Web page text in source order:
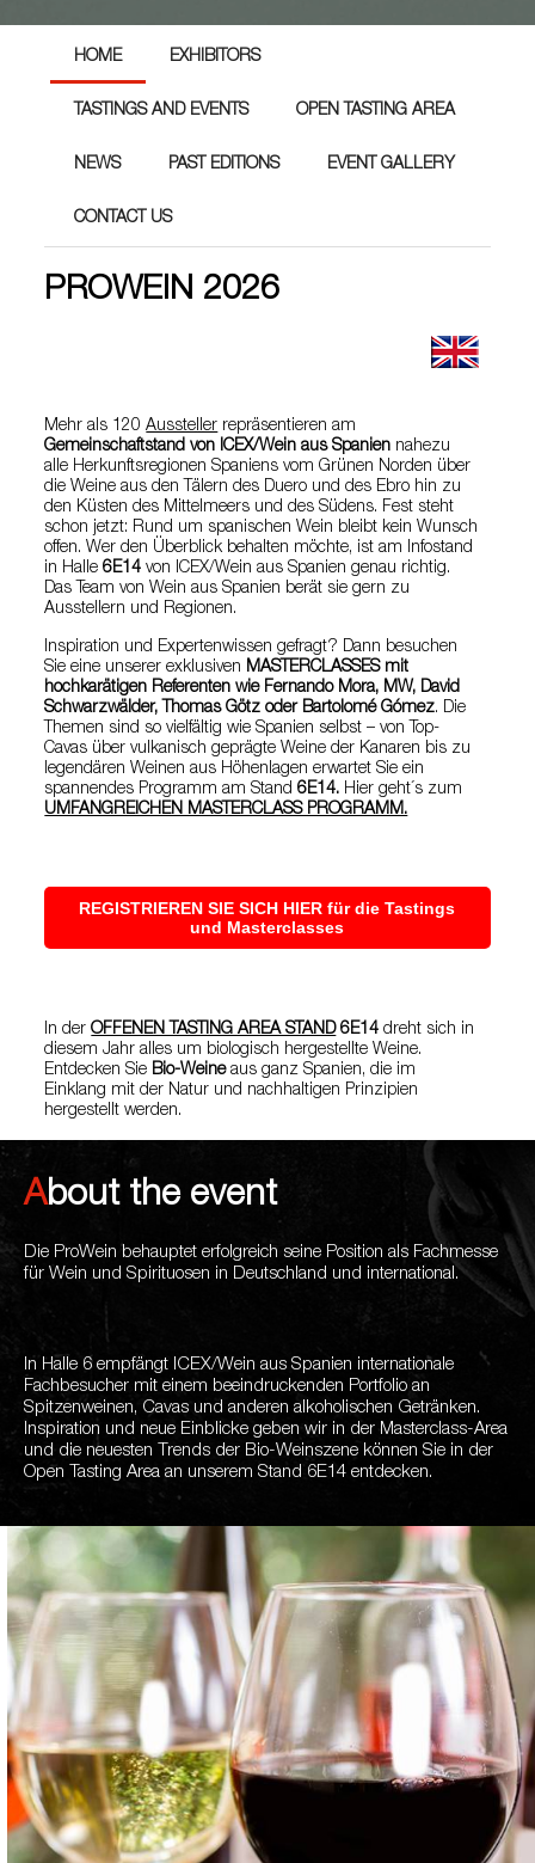
HOME EXHIBITORS
TASTINGS AND EVENTS OPEN TASTING AREA
NEWS PAST EDITIONS EVENT GALLERY
CONTACT US
PROWEIN 2026
Mehr als 120Aussteller repräsentieren am
Gemeinschaftstand von ICEX/Wein aus Spanien nahezu
alle Herkunftsregionen Spaniens vom Grünen Norden über
die Weine aus den Tälern des Duero und des Ebro hin zu
den Küsten des Mittelmeers und des Südens. Fest steht
schon jetzt: Rund um spanischen Wein bleibt kein Wunsch
offen. Wer den Überblick behalten möchte, ist am Infostand
in Halle6E14von ICEX/Wein aus Spanien genau richtig.
Das Team von Wein aus Spanien berät sie gern zu
Ausstellern und Regionen.
Inspiration und Expertenwissen gefragt? Dann besuchen
Sie eine unserer exklusiven MASTERCLASSES mit
hochkarätigen Referenten wie Fernando Mora, MW, David
Schwarzwälder, Thomas Götz oder Bartolomé Gómez. Die
Themen sind so vielfältig wie Spanien selbst – von Top-
Cavas über vulkanisch geprägte Weine der Kanaren bis zu
legendären Weinen aus Höhenlagen erwartet Sie ein
spannendes Programm am Stand6E14. Hier geht´s zum
UMFANGREICHEN MASTERCLASS PROGRAMM.
REGISTRIEREN SIE SICH HIER für die Tastings
und Masterclasses
In derOFFENEN TASTING AREA STAND6E14 dreht sich in
diesem Jahr alles um biologisch hergestellte Weine.
Entdecken Sie Bio-Weineaus ganz Spanien, die im
Einklang mit der Natur und nachhaltigen Prinzipien
hergestellt werden.
About the event
Die ProWein behauptet erfolgreich seine Position als Fachmesse
für Wein und Spirituosen in Deutschland und international.
In Halle 6 empfängt ICEX/Wein aus Spanien internationale
Fachbesucher mit einem beeindruckenden Portfolio an
Spitzenweinen, Cavas und anderen alkoholischen Getränken.
Inspiration und neue Einblicke geben wir in der Masterclass-Area
und die neuesten Trends der Bio-Weinszene können Sie in der
Open Tasting Area an unserem Stand 6E14 entdecken.